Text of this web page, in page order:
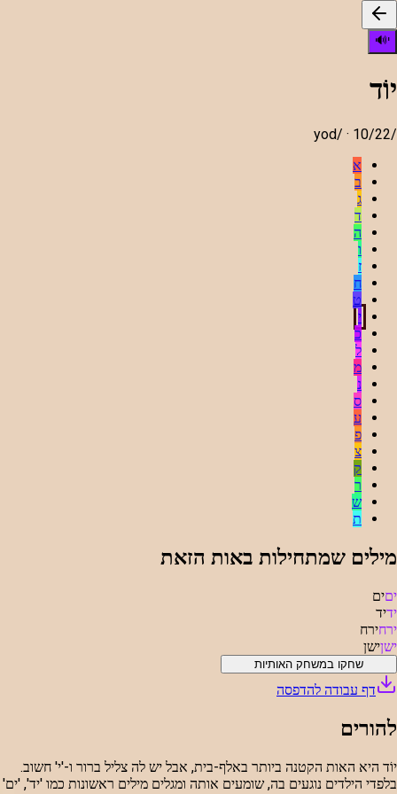
י🔊
יוֹד
/
yod/ · 10/22
א
ב
ג
ד
ה
ו
ז
ח
ט
י
כ
ל
מ
נ
ס
ע
פ
צ
ק
ר
ש
ת
מילים שמתחילות באות הזאת
יםים
ידיד
ירחירח
ישןישן
שחקו במשחק האותיות
דף עבודה להדפסה
להורים
יוֹד היא האות הקטנה ביותר באלף-בית, אבל יש לה צליל ברור ו-'י' חשוב.
בלפדי הילדים נוגעים בה, שומעים אותה ומגלים מילים ראשונות כמו 'יד', 'ים'